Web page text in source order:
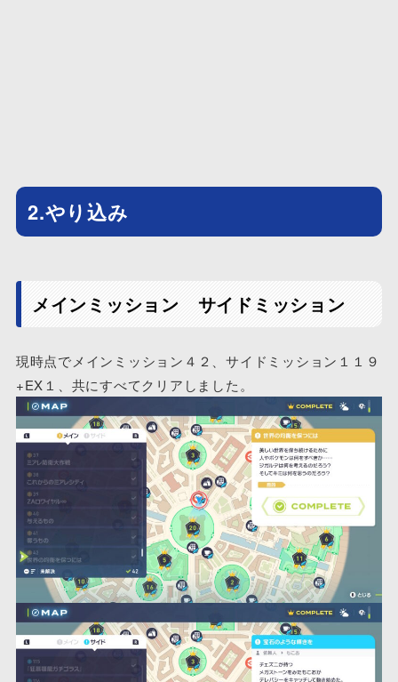
2.やり込み
メインミッション サイドミッション
現時点でメインミッション４２、サイドミッション１１９
+EX１、共にすべてクリアしました。